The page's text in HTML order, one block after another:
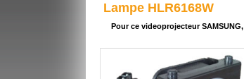
Lampe HLR6168W
Pour ce videoprojecteur SAMSUNG,